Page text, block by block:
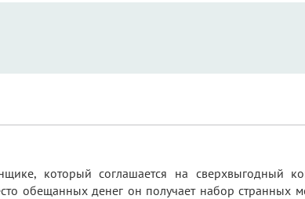
который соглашается на сверхвыгодный
обещанных денег он получает набор странных